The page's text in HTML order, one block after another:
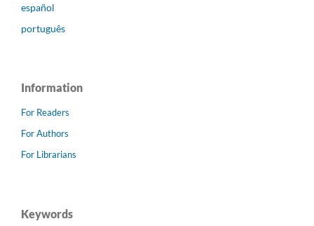
español
português
Information
For Readers
For Authors
For Librarians
Keywords